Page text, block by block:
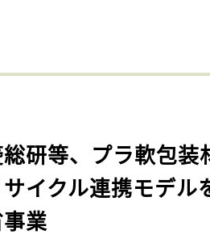
総研等、プラ軟包装
イクル連携モデル
業